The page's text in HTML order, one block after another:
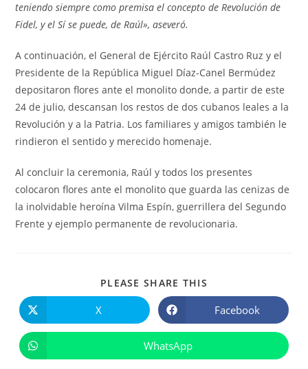
teniendo siempre como premisa el concepto de Revolución de
Fidel, y el Sí se puede, de Raúl», aseveró.
A continuación, el General de Ejército Raúl Castro Ruz y el
Presidente de la República Miguel Díaz-Canel Bermúdez
depositaron flores ante el monolito donde, a partir de este
24 de julio, descansan los restos de dos cubanos leales a la
Revolución y a la Patria. Los familiares y amigos también le
rindieron el sentido y merecido homenaje.
Al concluir la ceremonia, Raúl y todos los presentes
colocaron flores ante el monolito que guarda las cenizas de
la inolvidable heroína Vilma Espín, guerrillera del Segundo
Frente y ejemplo permanente de revolucionaria.
PLEASE SHARE THIS
abre
en
ventana
X Se
abre
en
ventana
Facebook
Se
abre
WhatsApp